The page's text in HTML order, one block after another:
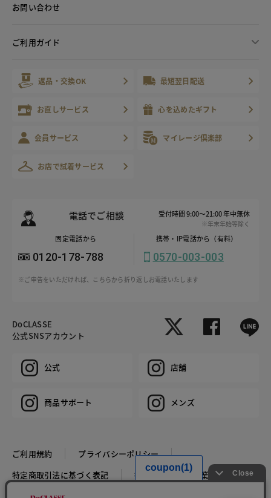
お問い合わせ
ご利用ガイド
返品・交換OK 最短翌日配送
お直しサービス 心を込めたギフト
会員サービス マイレージ倶楽部
お店で試着サービス
電話でご相談 受付時間 9:00～21:00 年中無休
※年末年始等除く
固定電話から
0120-178-788
携帯・IP電話から（有料）
0570-003-003
※ご申告をいただければ、こちらから折り返しお電話いたします
DoCLASSE
公式SNSアカウント
公式 店舗
商品サポート メンズ
ご利用規約
プライバシーポリシー
特定商取引法に基づく表記
推奨環境 企業情報
COPYRIGHT © DoCLASSE ALL RIGHTS RESERVED.